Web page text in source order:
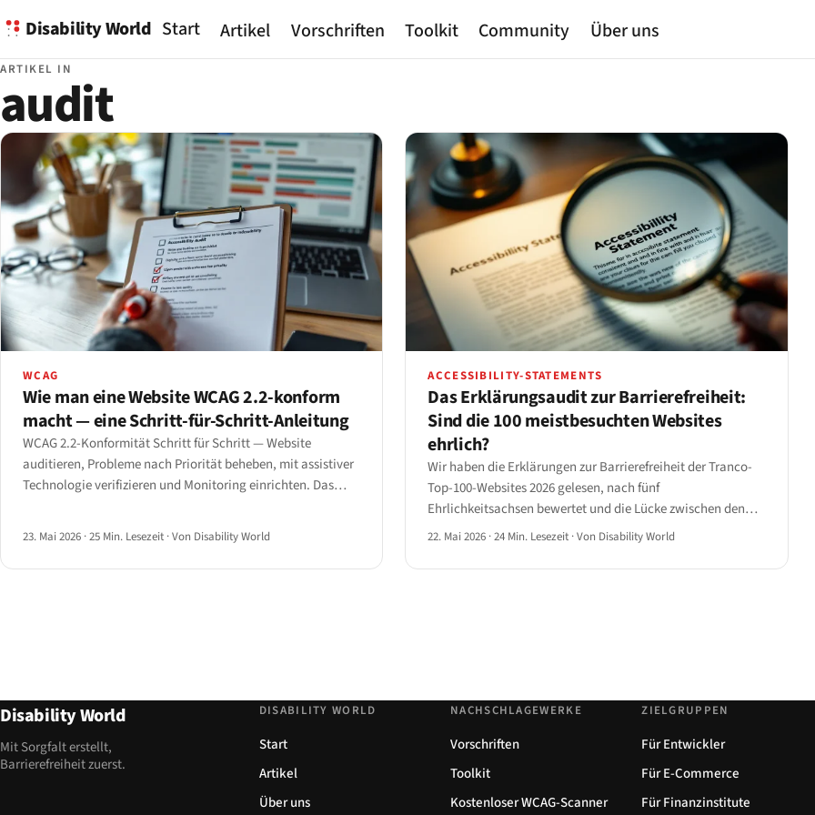
Disability World Start Artikel Vorschriften Toolkit Community Über uns
ARTIKEL IN
audit
WCAG
Wie man eine Website WCAG 2.2-konform
macht — eine Schritt-für-Schritt-Anleitung
WCAG 2.2-Konformität Schritt für Schritt — Website
auditieren, Probleme nach Priorität beheben, mit assistiver
Technologie verifizieren und Monitoring einrichten. Das
23. Mai 2026 ·25 Min. Lesezeit ·Von Disability World
ACCESSIBILITY-STATEMENTS
Das Erklärungsaudit zur Barrierefreiheit:
Sind die 100 meistbesuchten Websites
ehrlich?
Wir haben die Erklärungen zur Barrierefreiheit der Tranco-
Top-100-Websites 2026 gelesen, nach fünf
Ehrlichkeitsachsen bewertet und die Lücke zwischen den
Behauptungen und einem axe-core-Scan gemessen.
22. Mai 2026 ·24 Min. Lesezeit ·Von Disability World
Disability World
Mit Sorgfalt erstellt,
Barrierefreiheit zuerst.
DISABILITY WORLD
Start
Artikel
Über uns
NACHSCHLAGEWERKE
Vorschriften
Toolkit
Kostenloser WCAG-Scanner
ZIELGRUPPEN
Für Entwickler
Für E-Commerce
Für Finanzinstitute